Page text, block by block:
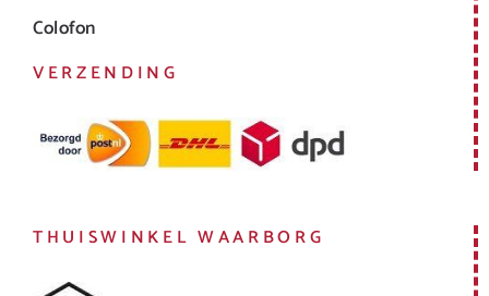
Colofon
VERZENDING
THUISWINKEL WAARBORG